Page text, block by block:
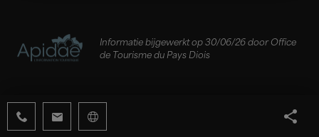
Informatie bijgewerkt op 30/06/26 door Office
de Tourisme du Pays Diois